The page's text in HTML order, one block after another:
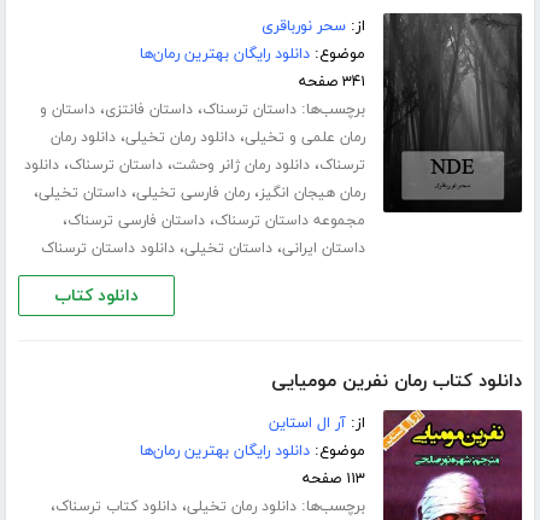
از:سحر نورباقری
موضوع:دانلود رایگان بهترین رمان‌ها
۳۴۱ صفحه
برچسب‌ها:داستان ترسناک،داستان فانتزی،داستان و
رمان علمی و تخیلی،دانلود رمان تخیلی،دانلود رمان
ترسناک،دانلود رمان ژانر وحشت،داستان ترسناک،دانلود
رمان هیجان انگیز،رمان فارسی تخیلی،داستان تخیلی،
مجموعه داستان ترسناک،داستان فارسی ترسناک،
داستان ایرانی،داستان تخیلی،دانلود داستان ترسناک
دانلود کتاب
دانلود کتاب رمان نفرین مومیایی
از:آر ال استاین
موضوع:دانلود رایگان بهترین رمان‌ها
۱۱۳ صفحه
برچسب‌ها:دانلود رمان تخیلی،دانلود کتاب ترسناک،